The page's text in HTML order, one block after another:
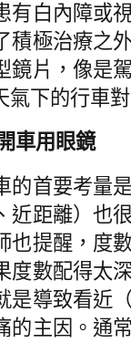
有白內障或
積極治療之
鏡片，像是
氣下的行車
車用眼鏡
的首要考量
近距離）也
也提醒，度
度數配得太
是導致看近
的主因。通